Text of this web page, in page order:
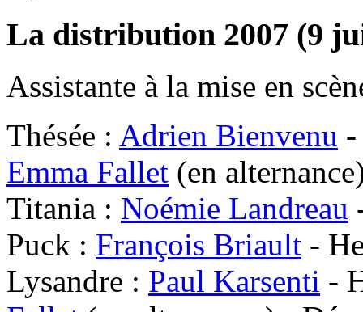
La distribution 2007 (9
Assistante à la mise en
Thésée : Adrien Bienvenu
Emma Fallet (en
Titania : Noémie Landreau
Puck : François Briault -
Lysandre : Paul Karsenti -